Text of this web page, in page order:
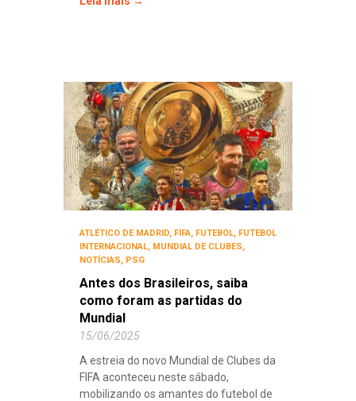
ATLÉTICO DE MADRID, FIFA, FUTEBOL, FUTEBOL
INTERNACIONAL, MUNDIAL DE CLUBES,
NOTÍCIAS, PSG
Antes dos Brasileiros, saiba
como foram as partidas do
Mundial
15/06/2025
A estreia do novo Mundial de Clubes da
FIFA aconteceu neste sábado,
mobilizando os amantes do futebol de